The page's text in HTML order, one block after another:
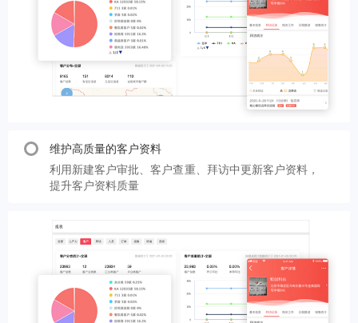
维护高质量的客户资料
利用新建客户审批、客户查重、拜访中更新客户资料，
提升客户资料质量